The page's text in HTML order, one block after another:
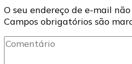
O seu endereço de e-mail
Campos obrigatórios são
Comentário